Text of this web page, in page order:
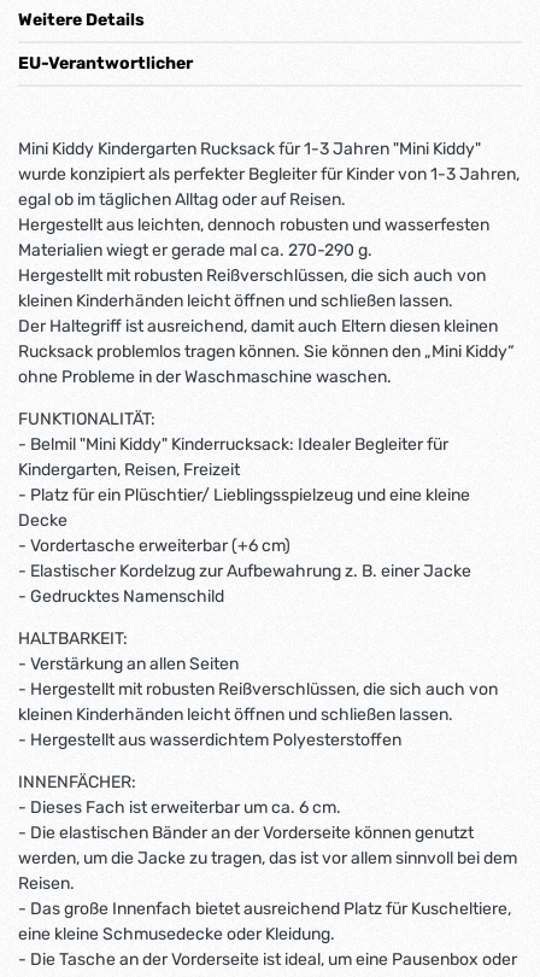
Weitere Details
EU-Verantwortlicher
Mini Kiddy Kindergarten Rucksack für 1-3 Jahren "Mini Kiddy"
wurde konzipiert als perfekter Begleiter für Kinder von 1-3 Jahren,
egal ob im täglichen Alltag oder auf Reisen.
Hergestellt aus leichten, dennoch robusten und wasserfesten
Materialien wiegt er gerade mal ca. 270-290 g.
Hergestellt mit robusten Reißverschlüssen, die sich auch von
kleinen Kinderhänden leicht öffnen und schließen lassen.
Der Haltegriff ist ausreichend, damit auch Eltern diesen kleinen
Rucksack problemlos tragen können. Sie können den „Mini Kiddy“
ohne Probleme in der Waschmaschine waschen.
FUNKTIONALITÄT:
- Belmil "Mini Kiddy" Kinderrucksack: Idealer Begleiter für
Kindergarten, Reisen, Freizeit
- Platz für ein Plüschtier/ Lieblingsspielzeug und eine kleine
Decke
- Vordertasche erweiterbar (+6 cm)
- Elastischer Kordelzug zur Aufbewahrung z. B. einer Jacke
- Gedrucktes Namenschild
HALTBARKEIT:
- Verstärkung an allen Seiten
- Hergestellt mit robusten Reißverschlüssen, die sich auch von
kleinen Kinderhänden leicht öffnen und schließen lassen.
- Hergestellt aus wasserdichtem Polyesterstoffen
INNENFÄCHER:
- Dieses Fach ist erweiterbar um ca. 6 cm.
- Die elastischen Bänder an der Vorderseite können genutzt
werden, um die Jacke zu tragen, das ist vor allem sinnvoll bei dem
Reisen.
- Das große Innenfach bietet ausreichend Platz für Kuscheltiere,
eine kleine Schmusedecke oder Kleidung.
- Die Tasche an der Vorderseite ist ideal, um eine Pausenbox oder